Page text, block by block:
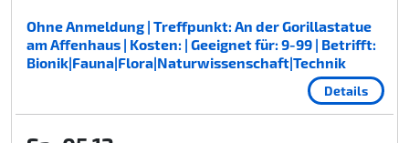
Ohne Anmeldung | Treffpunkt: An der Gorillastatue
am Affenhaus | Kosten: | Geeignet für: 9-99 | Betrifft:
Bionik|Fauna|Flora|Naturwissenschaft|Technik
Details